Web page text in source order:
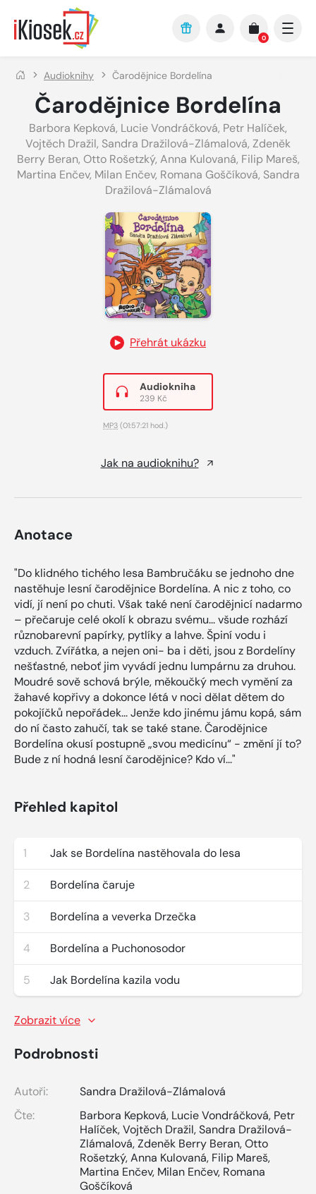
Přejít na hlavní obsah
0
Audioknihy Čarodějnice Bordelína
Čarodějnice Bordelína
Barbora Kepková, Lucie Vondráčková, Petr Halíček,
Vojtěch Dražil, Sandra Dražilová-Zlámalová, Zdeněk
Berry Beran, Otto Rošetzký, Anna Kulovaná, Filip Mareš,
Martina Enčev, Milan Enčev, Romana Goščíková, Sandra
Dražilová-Zlámalová
Přehrát ukázku
Audiokniha
239 Kč
MP3 (01:57:21 hod.)
Jak na audioknihu?
Anotace
"Do klidného tichého lesa Bambručáku se jednoho dne
nastěhuje lesní čarodějnice Bordelína. A nic z toho, co
vidí, jí není po chuti. Však také není čarodějnicí nadarmo
– přečaruje celé okolí k obrazu svému... všude rozhází
různobarevní papírky, pytlíky a lahve. Špiní vodu i
vzduch. Zvířátka, a nejen oni- ba i děti, jsou z Bordelíny
nešťastné, neboť jim vyvádí jednu lumpárnu za druhou.
Moudré sově schová brýle, měkoučký mech vymění za
žahavé kopřivy a dokonce létá v noci dělat dětem do
pokojíčků nepořádek... Jenže kdo jinému jámu kopá, sám
do ní často zahučí, tak se také stane. Čarodějnice
Bordelína okusí postupně „svou medicínu“ - změní jí to?
Bude z ní hodná lesní čarodějnice? Kdo ví..."
Přehled kapitol
1 Jak se Bordelína nastěhovala do lesa
2 Bordelína čaruje
3 Bordelína a veverka Drzečka
4 Bordelína a Puchonosodor
5 Jak Bordelína kazila vodu
Zobrazit více
Podrobnosti
Autoři:
Sandra Dražilová-Zlámalová
Čte:
Barbora Kepková, Lucie Vondráčková, Petr
Halíček,Vojtěch Dražil,Sandra Dražilová-
Zlámalová,Zdeněk Berry Beran,Otto
Rošetzký,Anna Kulovaná, Filip Mareš,
Martina Enčev, Milan Enčev, Romana
Goščíková